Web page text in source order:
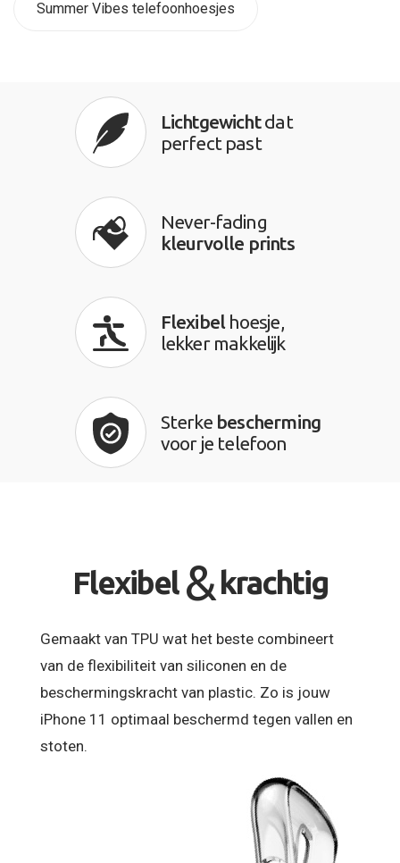
Summer Vibes telefoonhoesjes
Lichtgewichtdat
perfect past
Never-fading
kleurvolle prints
Flexibelhoesje,
lekker makkelijk
Sterke bescherming
voor je telefoon
Flexibel &krachtig
Gemaakt van TPU wat het beste combineert
van de flexibiliteit van siliconen en de
beschermingskracht van plastic. Zo is jouw
iPhone 11 optimaal beschermd tegen vallen en
stoten.